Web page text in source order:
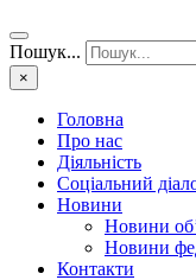
Пошук...
×
Головна
Про нас
Діяльність
Соціальний
Новини
Новини
Новини
Контакти